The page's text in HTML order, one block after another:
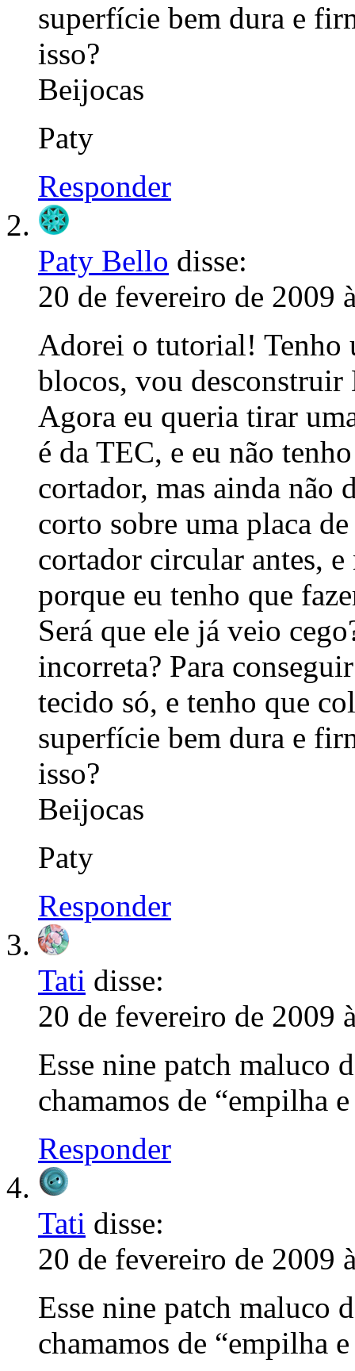
superfície bem dura e
isso?
Beijocas
Paty
Responder
Paty Bello disse:
20 de fevereiro de 2009
Adorei o tutorial! Tenho
blocos, vou
Agora eu queria tirar
é da TEC, e eu não
cortador, mas ainda não
corto sobre uma placa
cortador circular antes, e
porque eu tenho que
Será que ele já veio
incorreta? Para
tecido só, e tenho que
superfície bem dura e
isso?
Beijocas
Paty
Responder
Tati disse:
20 de fevereiro de 2009
Esse nine patch maluco
chamamos de “empilha
Responder
Tati disse:
20 de fevereiro de 2009
Esse nine patch maluco
chamamos de “empilha